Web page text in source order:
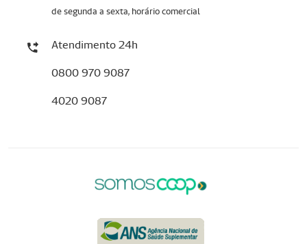
de segunda a sexta, horário comercial
Atendimento 24h
0800 970 9087
4020 9087